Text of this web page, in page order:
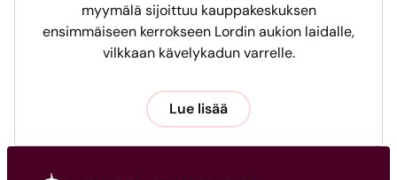
myymälä sijoittuu kauppakeskuksen
ensimmäiseen kerrokseen Lordin aukion laidalle,
vilkkaan kävelykadun varrelle.
Lue lisää